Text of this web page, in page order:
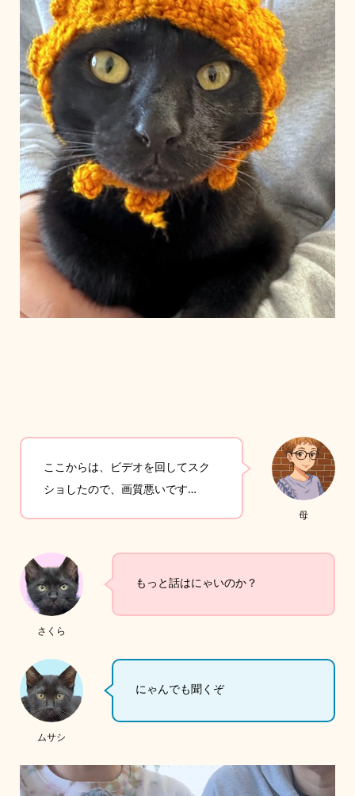
母
ここからは、ビデオを回してスク
ショしたので、画質悪いです…
さくら
もっと話はにゃいのか？
ムサシ
にゃんでも聞くぞ